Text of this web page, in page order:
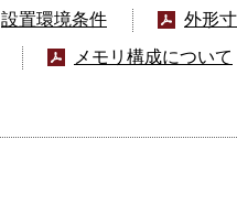
設置環境条件 外形
メモリ構成について